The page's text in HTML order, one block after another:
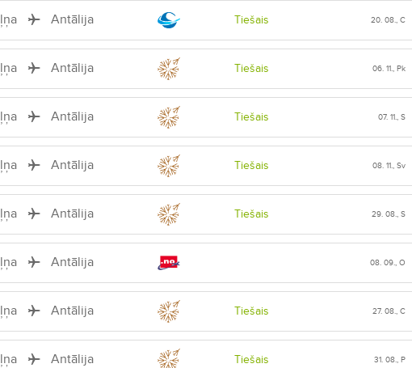
Antālija Tiešais 20. 08., C
Antālija Tiešais 06. 11., Pk
Antālija Tiešais 07. 11., S
Antālija Tiešais 08. 11., Sv
Antālija Tiešais 29. 08., S
Antālija 08. 09., O
Antālija Tiešais 27. 08., C
Antālija Tiešais 31. 08., P